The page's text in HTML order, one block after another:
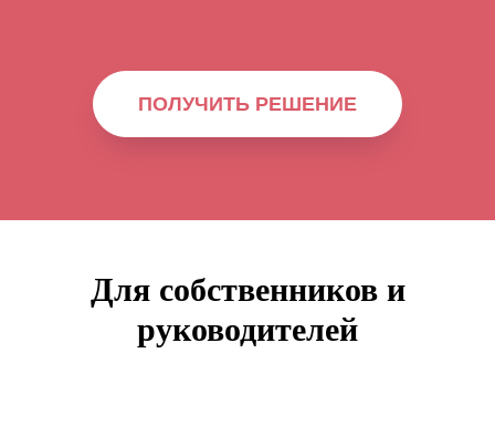
ПОЛУЧИТЬ РЕШЕНИЕ
Для собственников и
руководителей